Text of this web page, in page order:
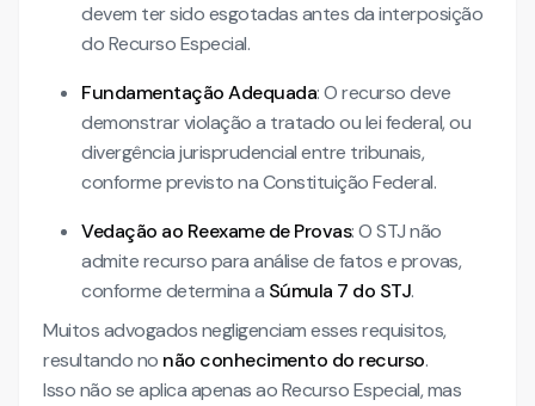
devem ter sido esgotadas antes da interposição
do Recurso Especial.
Fundamentação Adequada: O recurso deve
demonstrar violação a tratado ou lei federal, ou
divergência jurisprudencial entre tribunais,
conforme previsto na Constituição Federal.
Vedação ao Reexame de Provas: O STJ não
admite recurso para análise de fatos e provas,
conforme determina a Súmula 7 do STJ.
Muitos advogados negligenciam esses requisitos,
resultando no não conhecimento do recurso.
Isso não se aplica apenas ao Recurso Especial, mas